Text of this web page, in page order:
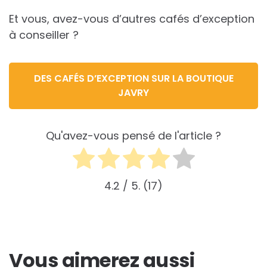
Et vous, avez-vous d’autres cafés d’exception
à conseiller ?
DES CAFÉS D’EXCEPTION SUR LA BOUTIQUE
JAVRY
Qu'avez-vous pensé de l'article ?
4.2 / 5. 17
Vous aimerez aussi